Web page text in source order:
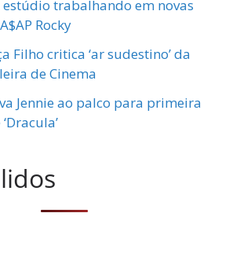
estúdio trabalhando em novas
Rocky
Filho critica ‘ar sudestino’ da
de Cinema
Jennie ao palco para primeira